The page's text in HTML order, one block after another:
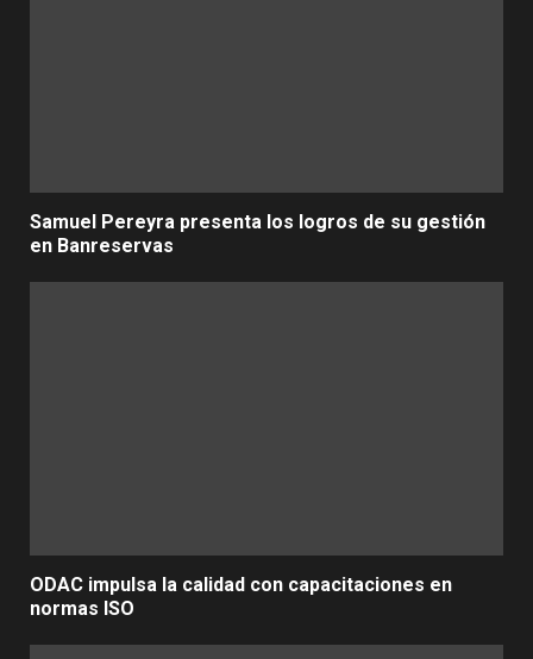
Samuel Pereyra presenta los logros de su gestión
en Banreservas
ODAC impulsa la calidad con capacitaciones en
normas ISO